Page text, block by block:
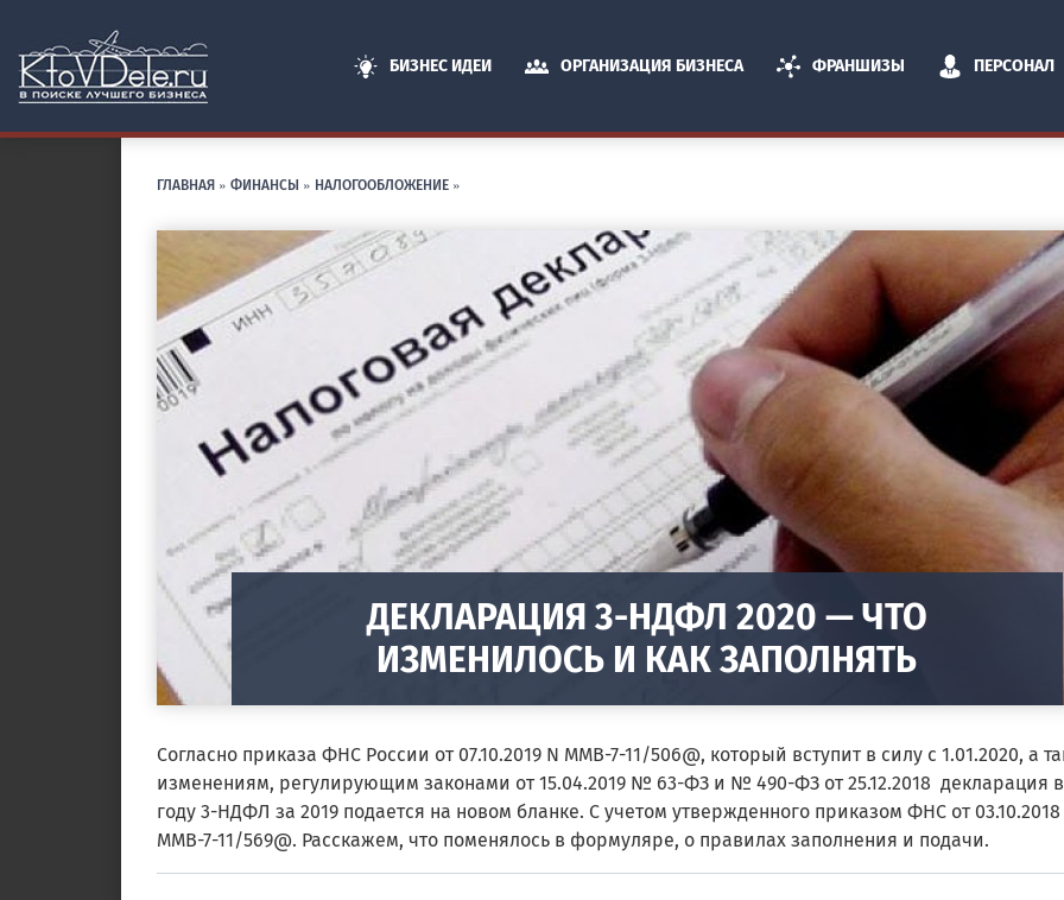
БИЗНЕС ИДЕИ ОРГАНИЗАЦИЯ БИЗНЕСА ФРАНШИЗЫ ПЕРСОНАЛ
ГЛАВНАЯ » ФИНАНСЫ » НАЛОГООБЛОЖЕНИЕ »
ДЕКЛАРАЦИЯ 3-НДФЛ 2020 — ЧТО
ИЗМЕНИЛОСЬ И КАК ЗАПОЛНЯТЬ
Согласно приказа ФНС России от 07.10.2019 N ММВ-7-11/506@, который вступит в силу с 1.01.2020, а
изменениям, регулирующим законами от 15.04.2019 № 63-ФЗ и № 490-ФЗ от 25.12.2018 декларация в
году 3-НДФЛ за 2019 подается на новом бланке. С учетом утвержденного приказом ФНС от 03.10.2018
ММВ-7-11/569@. Расскажем, что поменялось в формуляре, о правилах заполнения и подачи.